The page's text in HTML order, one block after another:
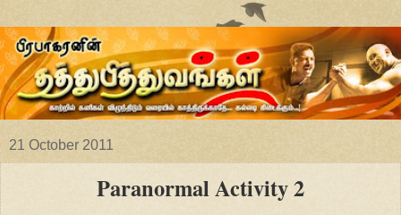
21 October 2011
Paranormal Activity 2